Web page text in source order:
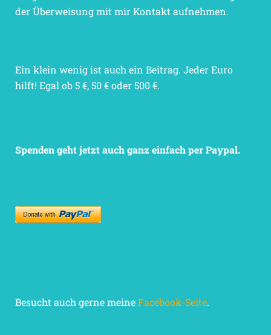
der Überweisung mit mir Kontakt aufnehmen.
Ein klein wenig ist auch ein Beitrag. Jeder Euro
hilft! Egal ob 5 €, 50 € oder 500 €.
Spenden geht jetzt auch ganz einfach per Paypal.
Besucht auch gerne meineFacebook-Seite.